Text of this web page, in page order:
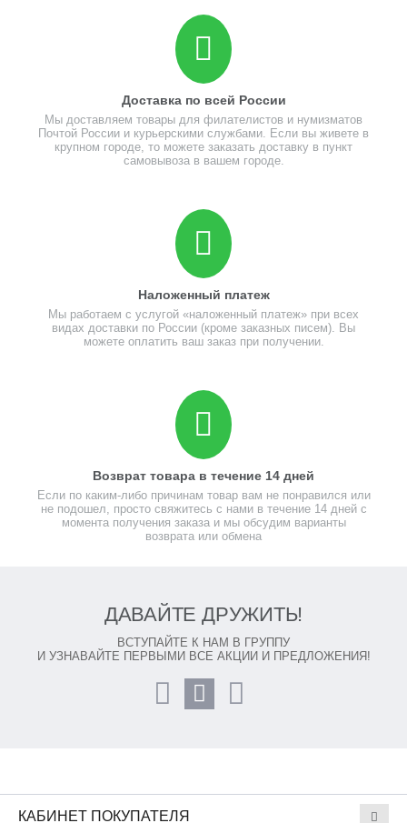
Доставка по всей России
Мы доставляем товары для филателистов и нумизматов
Почтой России и курьерскими службами. Если вы живете в
крупном городе, то можете заказать доставку в пункт
самовывоза в вашем городе.
Наложенный платеж
Мы работаем с услугой «наложенный платеж» при всех
видах доставки по России (кроме заказных писем). Вы
можете оплатить ваш заказ при получении.
Возврат товара в течение 14 дней
Если по каким-либо причинам товар вам не понравился или
не подошел, просто свяжитесь с нами в течение 14 дней с
момента получения заказа и мы обсудим варианты
возврата или обмена
ДАВАЙТЕ ДРУЖИТЬ!
ВСТУПАЙТЕ К НАМ В ГРУППУ
И УЗНАВАЙТЕ ПЕРВЫМИ ВСЕ АКЦИИ И ПРЕДЛОЖЕНИЯ!
КАБИНЕТ ПОКУПАТЕЛЯ